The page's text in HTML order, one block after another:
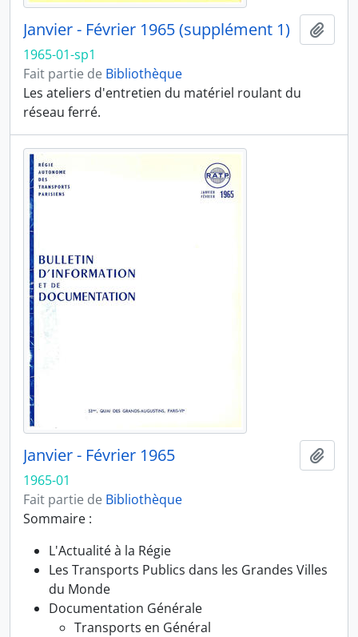
Janvier - Février 1965 (supplément 1)
1965-01-sp1
Fait partie de Bibliothèque
Les ateliers d'entretien du matériel roulant du
réseau ferré.
Janvier - Février 1965
1965-01
Fait partie de Bibliothèque
Sommaire :
L'Actualité à la Régie
Les Transports Publics dans les Grandes Villes
du Monde
Documentation Générale
Transports en Général